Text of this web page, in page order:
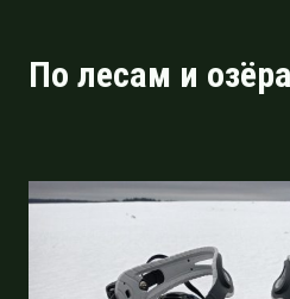
содержимому
По лесам и